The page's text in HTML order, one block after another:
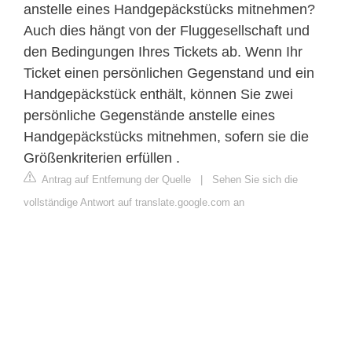
anstelle eines Handgepäckstücks mitnehmen?
Auch dies hängt von der Fluggesellschaft und
den Bedingungen Ihres Tickets ab. Wenn Ihr
Ticket einen persönlichen Gegenstand und ein
Handgepäckstück enthält, können Sie zwei
persönliche Gegenstände anstelle eines
Handgepäckstücks mitnehmen, sofern sie die
Größenkriterien erfüllen .
Antrag auf Entfernung der Quelle | Sehen Sie sich die
vollständige Antwort auf translate.google.com an